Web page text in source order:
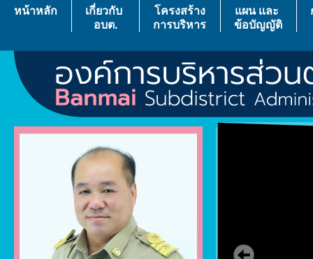
หน้าหลัก
เกี่ยวกับ
อบต.
โครงสร้าง
การบริหาร
แผน เเละ
ข้อบัญญัติ